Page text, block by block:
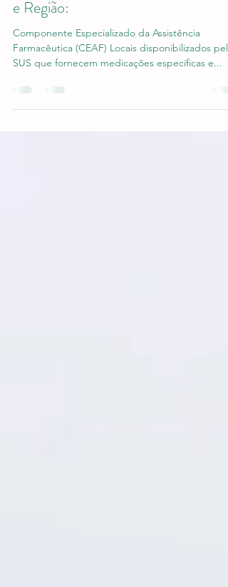
Farmácias de Alto Custo - São Paulo
e Região:
Componente Especializado da Assistência
SUS que fornecem medicações específicas e...